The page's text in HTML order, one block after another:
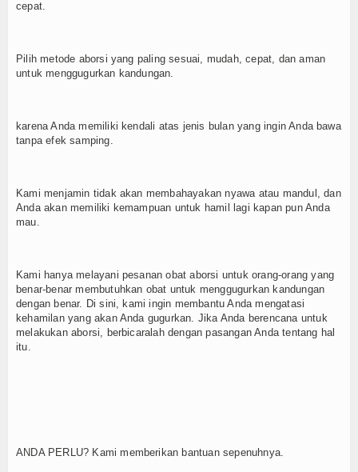
cepat.
Pilih metode aborsi yang paling sesuai, mudah, cepat, dan aman
untuk menggugurkan kandungan.
karena Anda memiliki kendali atas jenis bulan yang ingin Anda bawa
tanpa efek samping.
Kami menjamin tidak akan membahayakan nyawa atau mandul, dan
Anda akan memiliki kemampuan untuk hamil lagi kapan pun Anda
mau.
Kami hanya melayani pesanan obat aborsi untuk orang-orang yang
benar-benar membutuhkan obat untuk menggugurkan kandungan
dengan benar. Di sini, kami ingin membantu Anda mengatasi
kehamilan yang akan Anda gugurkan. Jika Anda berencana untuk
melakukan aborsi, berbicaralah dengan pasangan Anda tentang hal
itu.
ANDA PERLU? Kami memberikan bantuan sepenuhnya.